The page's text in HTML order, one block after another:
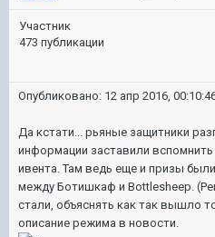
Участник
473 публикации
Опубликовано: 12 апр 2016,
Да кстати... рьяные защитники
информации заставили
ивента. Там ведь еще и призы
между Ботишкаф и Bottlesheep.
стали, объяснять как так вышло
описание режима в новости.